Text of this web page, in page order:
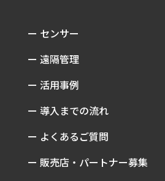
ー センサー
ー 遠隔管理
ー 活用事例
ー 導入までの流れ
ー よくあるご質問
ー 販売店・パートナー募集